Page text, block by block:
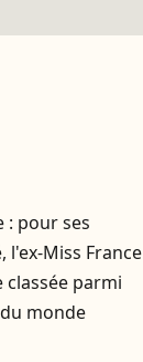
: pour ses
l'ex-Miss France
classée parmi
monde